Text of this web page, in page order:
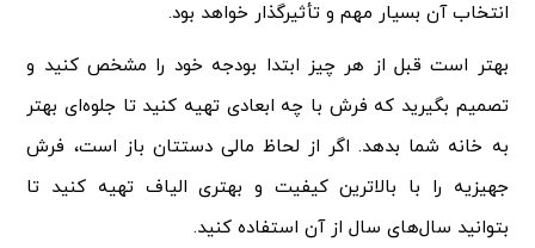
انتخاب آن بسیار مهم و تأثیرگذار خواهد بود.
بهتر است قبل از هر چیز ابتدا بودجه خود را مشخص کنید و
تصمیم بگیرید که فرش با چه ابعادی تهیه کنید تا جلوه‌ای بهتر
به خانه شما بدهد. اگر از لحاظ مالی دستتان باز است، فرش
جهیزیه را با بالاترین کیفیت و بهتری الیاف تهیه کنید تا
بتوانید سال‌های سال از آن استفاده کنید.